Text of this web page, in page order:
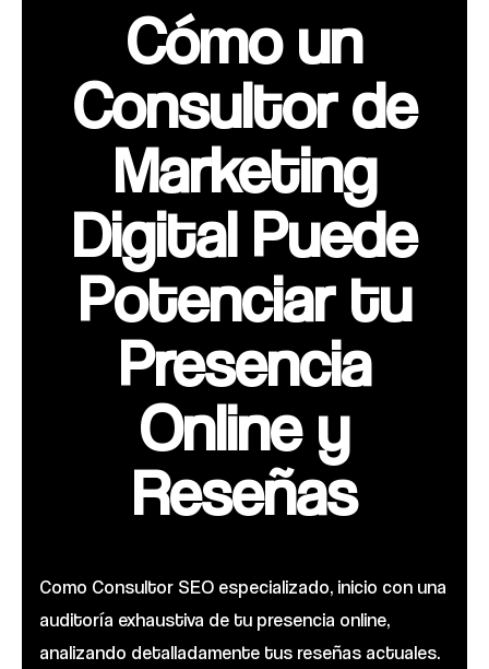
Cómo un
Consultor de
Marketing
Digital Puede
Potenciar tu
Presencia
Online y
Reseñas
Como Consultor SEO especializado, inicio con una
auditoría exhaustiva de tu presencia online,
analizando detalladamente tus reseñas actuales.